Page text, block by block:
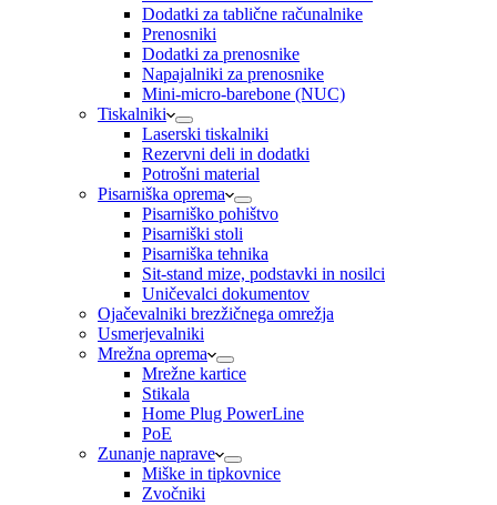
Dodatki za tablične računalnike
Prenosniki
Dodatki za prenosnike
Napajalniki za prenosnike
Mini-micro-barebone (NUC)
Tiskalniki
Laserski tiskalniki
Rezervni deli in dodatki
Potrošni material
Pisarniška oprema
Pisarniško pohištvo
Pisarniški stoli
Pisarniška tehnika
Sit-stand mize, podstavki in nosilci
Uničevalci dokumentov
Ojačevalniki brezžičnega omrežja
Usmerjevalniki
Mrežna oprema
Mrežne kartice
Stikala
Home Plug PowerLine
PoE
Zunanje naprave
Miške in tipkovnice
Zvočniki